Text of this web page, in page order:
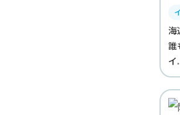
海
誰
イ